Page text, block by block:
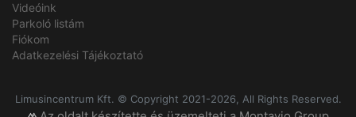
Videóink
Parkoló listám
Fiókom
Adatkezelési Tájékoztató
Limusincentrum Kft. © Copyright 2021-2026, All Rights Reserved.